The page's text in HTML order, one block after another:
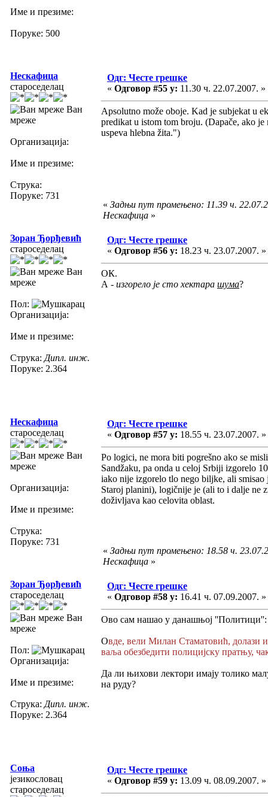
Име и презиме:
Поруке: 500
Нескафица
староседелац
Ван
мреже
Организација:
Име и презиме:
Струка:
Поруке: 731
Одг: Честе грешке
« Одговор #55 у: 11.30 ч. 22.07.2007. »
Apsolutno može oboje. Kad je subjekat u
predikat u istom tom broju. (Dapače, ako
uspeva hlebna žita.")
« Задњи пут промењено: 11.39 ч.
Нескафица »
Зоран Ђорђевић
староседелац
Ван
мреже
Пол:
Организација:
Име и презиме:
Струка: Дипл. инж.
Поруке: 2.364
Одг: Честе грешке
« Одговор #56 у: 18.23 ч. 23.07.2007. »
ОК.
А - изгорело је сто хектара шума?
Нескафица
староседелац
Ван
мреже
Организација:
Име и презиме:
Струка:
Поруке: 731
Одг: Честе грешке
« Одговор #57 у: 18.55 ч. 23.07.2007. »
Po logici, ne mora biti pogrešno ako se
Sandžaku, pa onda u celoj Srbiji izgorelo
iako nije izgorelo tlo nego biljke, ali
Staroj planini), logičnije je (ali to i dalje ne
doživljava kao celovita oblast.
« Задњи пут промењено: 18.58 ч.
Нескафица »
Зоран Ђорђевић
староседелац
Ван
мреже
Пол:
Организација:
Име и презиме:
Струка: Дипл. инж.
Поруке: 2.364
Одг: Честе грешке
« Одговор #58 у: 16.41 ч. 07.09.2007. »
Ово сам нашао у данашњој ''Политици'':
Овде, вели Милан Стаматовић, долази
ваља обезбедити полицијску пратњу,
Да ли њихови лектори имају толико
на руду?
Соња
језикословац
староседелац
Одг: Честе грешке
« Одговор #59 у: 13.09 ч. 08.09.2007. »